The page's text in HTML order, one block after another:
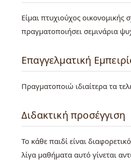
Είμαι πτυχιούχος
πραγματοποιήσει σεμινάρια
Επαγγελματική
Πραγματοποιώ ιδιαίτερα τα
Διδακτική προσέγγιση
Το κάθε παιδί είναι
λίγα μαθήματα αυτό γίνεται